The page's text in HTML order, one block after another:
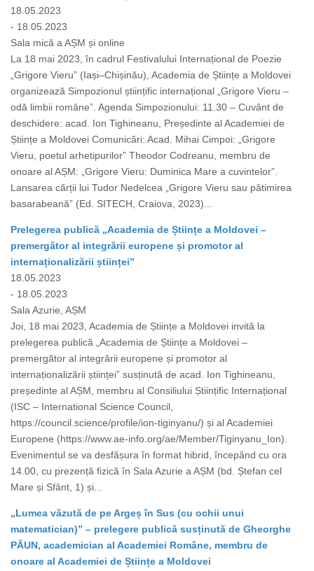
18.05.2023
- 18.05.2023
Sala mică a AȘM și online
La 18 mai 2023, în cadrul Festivalului Internațional de Poezie
„Grigore Vieru” (Iași–Chișinău), Academia de Științe a Moldovei
organizează Simpozionul științific internațional „Grigore Vieru –
odă limbii române”. Agenda Simpozionului: 11.30 – Cuvânt de
deschidere: acad. Ion Tighineanu, Președinte al Academiei de
Științe a Moldovei Comunicări: Acad. Mihai Cimpoi: „Grigore
Vieru, poetul arhetipurilor” Theodor Codreanu, membru de
onoare al AȘM: „Grigore Vieru: Duminica Mare a cuvintelor”.
Lansarea cărții lui Tudor Nedelcea „Grigore Vieru sau pătimirea
basarabeană” (Ed. SITECH, Craiova, 2023)...
Prelegerea publică „Academia de Științe a Moldovei –
premergător al integrării europene și promotor al
internaționalizării științei”
18.05.2023
- 18.05.2023
Sala Azurie, AȘM
Joi, 18 mai 2023, Academia de Științe a Moldovei invită la
prelegerea publică „Academia de Științe a Moldovei –
premergător al integrării europene și promotor al
internaționalizării științei” susținută de acad. Ion Tighineanu,
președinte al AȘM, membru al Consiliului Științific Internațional
(ISC – International Science Council,
https://council.science/profile/ion-tiginyanu/) și al Academiei
Europene (https://www.ae-info.org/ae/Member/Tiginyanu_Ion).
Evenimentul se va desfășura în format hibrid, începând cu ora
14.00, cu prezență fizică în Sala Azurie a AȘM (bd. Ștefan cel
Mare și Sfânt, 1) și...
„Lumea văzută de pe Argeș în Sus (cu ochii unui
matematician)” – prelegere publică susținută de Gheorghe
PĂUN, academician al Academiei Române, membru de
onoare al Academiei de Științe a Moldovei